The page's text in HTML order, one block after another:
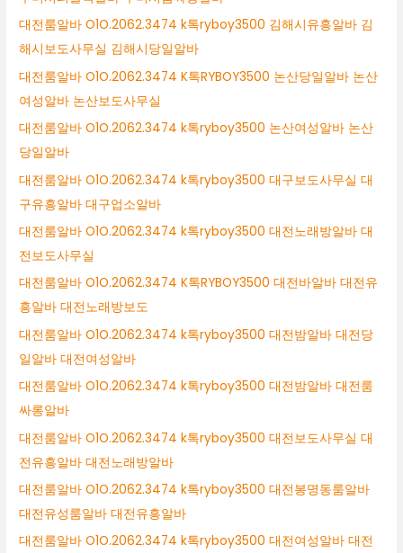
대전룸알바 O1O.2062.3474 k톡ryboy3500 김해시유흥알바 김
해시보도사무실 김해시당일알바
대전룸알바 O1O.2062.3474 K톡RYBOY3500 논산당일알바 논산
여성알바 논산보도사무실
대전룸알바 O1O.2062.3474 k톡ryboy3500 논산여성알바 논산
당일알바
대전룸알바 O1O.2062.3474 k톡ryboy3500 대구보도사무실 대
구유흥알바 대구업소알바
대전룸알바 O1O.2062.3474 k톡ryboy3500 대전노래방알바 대
전보도사무실
대전룸알바 O1O.2062.3474 K톡RYBOY3500 대전바알바 대전유
흥알바 대전노래방보도
대전룸알바 O1O.2062.3474 k톡ryboy3500 대전밤알바 대전당
일알바 대전여성알바
대전룸알바 O1O.2062.3474 k톡ryboy3500 대전밤알바 대전룸
싸롱알바
대전룸알바 O1O.2062.3474 k톡ryboy3500 대전보도사무실 대
전유흥알바 대전노래방알바
대전룸알바 O1O.2062.3474 k톡ryboy3500 대전봉명동룸알바
대전유성룸알바 대전유흥알바
대전룸알바 O1O.2062.3474 k톡ryboy3500 대전여성알바 대전